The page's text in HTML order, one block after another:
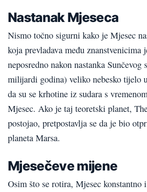
Nastanak Mjeseca
Nismo točno sigurni kako je Mjesec
koja prevladava među znanstvenicima
neposredno nakon nastanka Sunčevog
milijardi godina) veliko nebesko tijelo
da su se krhotine iz sudara s
Mjesec. Ako je taj teoretski planet,
postojao, pretpostavlja se da je bio
planeta Marsa.
Mjesečeve mijene
Osim što se rotira, Mjesec konstantno